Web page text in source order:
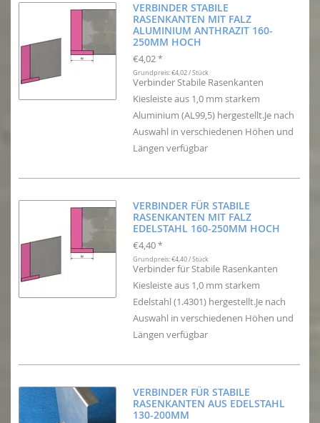
VERBINDER STABILE
RASENKANTEN MIT FALZ
ALUMINIUM ANTHRAZIT 160-
250MM HOCH
€4,02 *
Grundpreis: €4,02 / Stück
Verbinder Stabile Rasenkanten
Kiesleiste aus 1,0 mm starkem
Aluminium (AL99,5) hergestellt.Je nach
Auswahl in verschiedenen Höhen und
Längen verfügbar
VERBINDER FÜR STABILE
RASENKANTEN MIT FALZ
EDELSTAHL 160-250MM HOCH
€4,40 *
Grundpreis: €4,40 / Stück
Verbinder für Stabile Rasenkanten
Kiesleiste aus 1,0 mm starkem
Edelstahl (1.4301) hergestellt.Je nach
Auswahl in verschiedenen Höhen und
Längen verfügbar
VERBINDER FÜR STABILE
RASENKANTEN AUS EDELSTAHL
130-200MM